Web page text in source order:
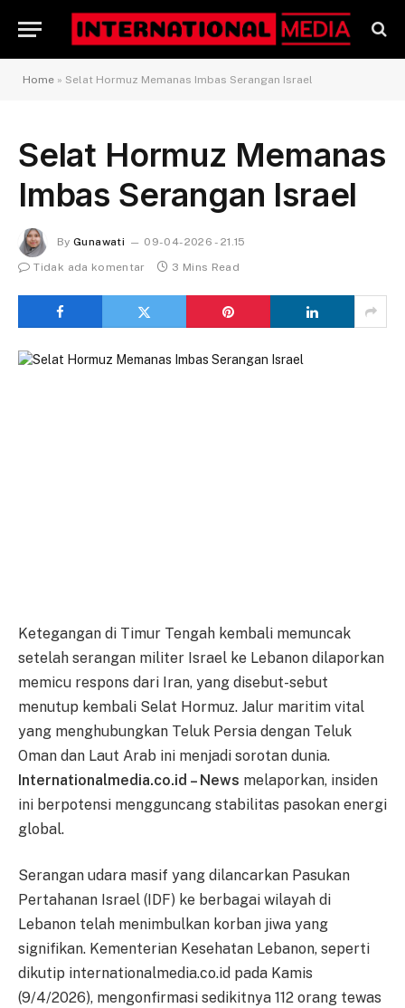
Home » Selat Hormuz Memanas Imbas Serangan Israel
Selat Hormuz Memanas
Imbas Serangan Israel
By Gunawati
09-04-2026 - 21.15
Tidak ada komentar
3 Mins Read
Ketegangan di Timur Tengah kembali memuncak
setelah serangan militer Israel ke Lebanon dilaporkan
memicu respons dari Iran, yang disebut-sebut
menutup kembali Selat Hormuz. Jalur maritim vital
yang menghubungkan Teluk Persia dengan Teluk
Oman dan Laut Arab ini menjadi sorotan dunia.
Internationalmedia.co.id – News melaporkan, insiden
ini berpotensi mengguncang stabilitas pasokan energi
global.
Serangan udara masif yang dilancarkan Pasukan
Pertahanan Israel (IDF) ke berbagai wilayah di
Lebanon telah menimbulkan korban jiwa yang
signifikan. Kementerian Kesehatan Lebanon, seperti
dikutip internationalmedia.co.id pada Kamis
(9/4/2026), mengonfirmasi sedikitnya 112 orang tewas